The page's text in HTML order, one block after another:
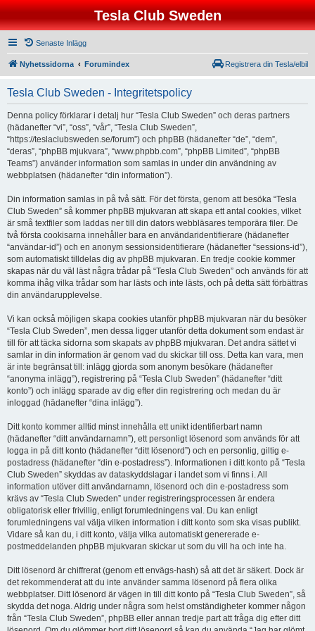
Tesla Club Sweden
Senaste Inlägg
Nyhetssidorna Forumindex Registrera din Tesla/elbil
Tesla Club Sweden - Integritetspolicy
Denna policy förklarar i detalj hur “Tesla Club Sweden” och deras partners
(hädanefter “vi”, “oss”, “vår”, “Tesla Club Sweden”,
“https://teslaclubsweden.se/forum”) och phpBB (hädanefter “de”, “dem”,
“deras”, “phpBB mjukvara”, “www.phpbb.com”, “phpBB Limited”, “phpBB
Teams”) använder information som samlas in under din användning av
webbplatsen (hädanefter “din information”).
Din information samlas in på två sätt. För det första, genom att besöka “Tesla
Club Sweden” så kommer phpBB mjukvaran att skapa ett antal cookies, vilket
är små textfiler som laddas ner till din dators webbläsares temporära filer. De
två första cookisarna innehåller bara en användaridentifierare (hädanefter
“användar-id”) och en anonym sessionsidentifierare (hädanefter “sessions-id”),
som automatiskt tilldelas dig av phpBB mjukvaran. En tredje cookie kommer
skapas när du väl läst några trådar på “Tesla Club Sweden” och används för att
komma ihåg vilka trådar som har lästs och inte lästs, och på detta sätt förbättras
din användarupplevelse.
Vi kan också möjligen skapa cookies utanför phpBB mjukvaran när du besöker
“Tesla Club Sweden”, men dessa ligger utanför detta dokument som endast är
till för att täcka sidorna som skapats av phpBB mjukvaran. Det andra sättet vi
samlar in din information är genom vad du skickar till oss. Detta kan vara, men
är inte begränsat till: inlägg gjorda som anonym besökare (hädanefter
“anonyma inlägg”), registrering på “Tesla Club Sweden” (hädanefter “ditt
konto”) och inlägg sparade av dig efter din registrering och medan du är
inloggad (hädanefter “dina inlägg”).
Ditt konto kommer alltid minst innehålla ett unikt identifierbart namn
(hädanefter “ditt användarnamn”), ett personligt lösenord som används för att
logga in på ditt konto (hädanefter “ditt lösenord”) och en personlig, giltig e-
postadress (hädanefter “din e-postadress”). Informationen i ditt konto på “Tesla
Club Sweden” skyddas av dataskyddslagar i landet som vi finns i. All
information utöver ditt användarnamn, lösenord och din e-postadress som
krävs av “Tesla Club Sweden” under registreringsprocessen är endera
obligatorisk eller frivillig, enligt forumledningens val. Du kan enligt
forumledningens val välja vilken information i ditt konto som ska visas publikt.
Vidare så kan du, i ditt konto, välja vilka automatiskt genererade e-
postmeddelanden phpBB mjukvaran skickar ut som du vill ha och inte ha.
Ditt lösenord är chiffrerat (genom ett envägs-hash) så att det är säkert. Dock är
det rekommenderat att du inte använder samma lösenord på flera olika
webbplatser. Ditt lösenord är vägen in till ditt konto på “Tesla Club Sweden”, så
skydda det noga. Aldrig under några som helst omständigheter kommer någon
från “Tesla Club Sweden”, phpBB eller annan tredje part att fråga dig efter ditt